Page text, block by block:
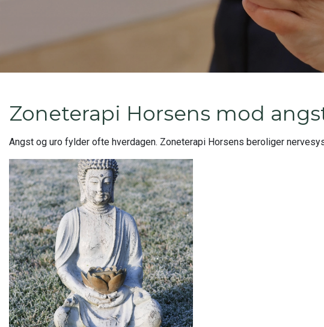
Zoneterapi Horsens mod
Angst og uro fylder ofte hverdagen. Zoneterapi Horsens beroliger